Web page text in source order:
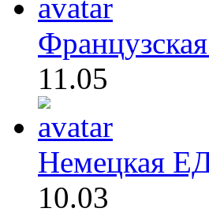
11.05
Немецкая
10.03